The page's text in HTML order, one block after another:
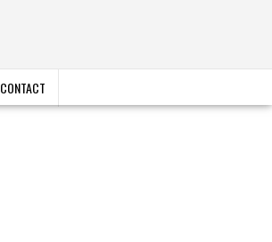
CONTACT